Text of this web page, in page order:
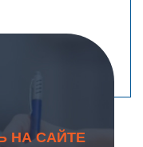
НА САЙТЕ